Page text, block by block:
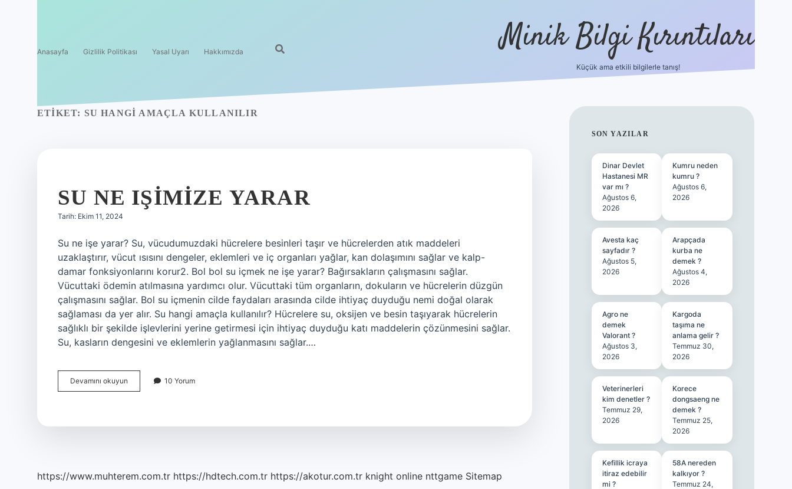
Anasayfa Gizlilik Politikası Yasal Uyarı Hakkımızda Minik Bilgi Kırıntıları
Küçük ama etkili bilgilerle tanış!
ETIKET: SU HANGI AMAÇLA KULLANILIR
SU NE IŞIMIZE YARAR
Tarih: Ekim 11, 2024
Su ne işe yarar? Su, vücudumuzdaki hücrelere besinleri taşır ve hücrelerden atık maddeleri
uzaklaştırır, vücut ısısını dengeler, eklemleri ve iç organları yağlar, kan dolaşımını sağlar ve kalp-
damar fonksiyonlarını korur2. Bol bol su içmek ne işe yarar? Bağırsakların çalışmasını sağlar.
Vücuttaki ödemin atılmasına yardımcı olur. Vücuttaki tüm organların, dokuların ve hücrelerin düzgün
çalışmasını sağlar. Bol su içmenin cilde faydaları arasında cilde ihtiyaç duyduğu nemi doğal olarak
sağlaması da yer alır. Su hangi amaçla kullanılır? Hücrelere su, oksijen ve besin taşıyarak hücrelerin
sağlıklı bir şekilde işlevlerini yerine getirmesi için ihtiyaç duyduğu katı maddelerin çözünmesini sağlar.
Su, kasların dengesini ve eklemlerin yağlanmasını sağlar.…
Devamını okuyun
Ne
10 Yorum
https://www.muhterem.com.tr https://hdtech.com.tr https://akotur.com.tr knight online nttgame Sitemap
SIDEBAR
SON YAZILAR
Dinar Devlet
Hastanesi MR
var mı ?
Ağustos 6,
2026
Kumru neden
kumru ?
Ağustos 6,
2026
Avesta kaç
sayfadır ?
Ağustos 5,
2026
Arapçada
kurba ne
demek ?
Ağustos 4,
2026
Agro ne
demek
Valorant ?
Ağustos 3,
2026
Kargoda
taşıma ne
anlama gelir ?
Temmuz 30,
2026
Veterinerleri
kim denetler ?
Temmuz 29,
2026
Korece
dongsaeng ne
demek ?
Temmuz 25,
2026
Kefillik icraya
itiraz edebilir
mi ?
58A nereden
kalkıyor ?
Temmuz 24,
ilbet